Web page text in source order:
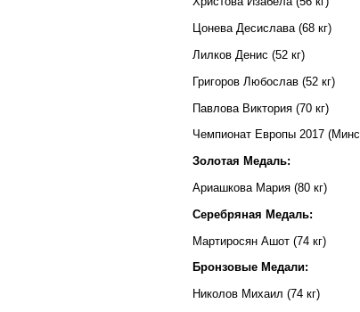
Цонева Десислава (68 кг)
Лилков Денис (52 кг)
Григоров Любослав (52 кг)
Павлова Виктория (70 кг)
Чемпионат Европы 2017
Золотая Медаль:
Ариашкова Мария (80 кг)
Серебряная Медаль:
Мартиросян Ашот (74 кг)
Бронзовые Медали:
Николов Михаил (74 кг)